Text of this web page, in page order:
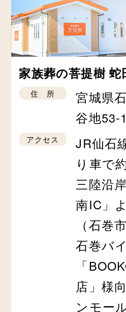
家族葬の菩提樹 蛇
住 所
宮城県
谷地53-
アクセス
JR仙石
り車で
三陸沿
南IC」
（石巻
石巻バ
「
店」様
ンモー